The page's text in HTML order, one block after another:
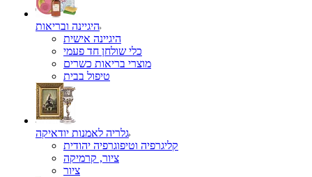
היגיינה ובריאות
היגיינה אישית
כלי שולחן חד פעמי
מוצרי בריאות כשרים
טיפול בבית
גלריה לאמנות יודאיקה
קליגרפיה וטיפוגרפיה יהודית
ציור, קרמיקה
ציור